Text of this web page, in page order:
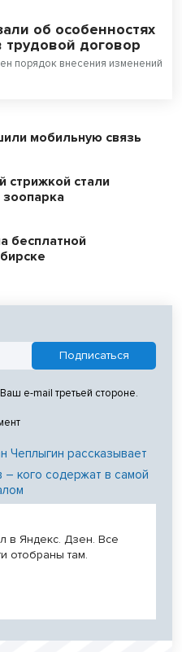
об особенностях
договор
порядок внесения изменений
мобильную связь
стрижкой стали
бесплатной
e-mail третьей стороне.
Чеплыгин рассказывает
– кого содержат в самой
в Яндекс. Дзен. Все
отобраны там.